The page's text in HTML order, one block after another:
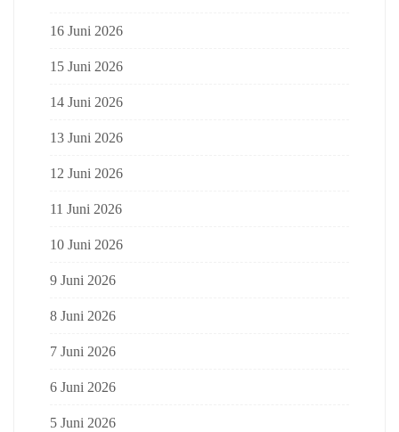
16 Juni 2026
15 Juni 2026
14 Juni 2026
13 Juni 2026
12 Juni 2026
11 Juni 2026
10 Juni 2026
9 Juni 2026
8 Juni 2026
7 Juni 2026
6 Juni 2026
5 Juni 2026